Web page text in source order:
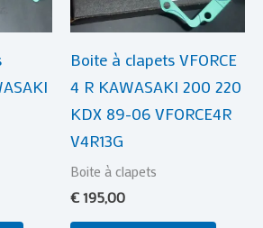
Boite à clapets VFORCE
4 R KAWASAKI 200 220
KDX 89-06 VFORCE4R
V4R13G
Boite à clapets
€195,00